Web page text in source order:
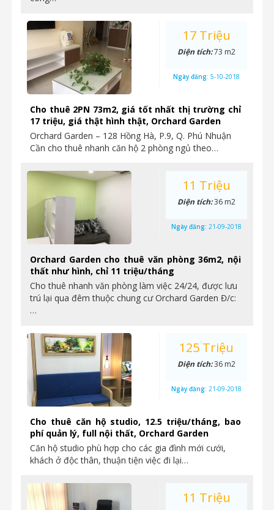
Cho thuê 2PN 73m2, giá tốt nhất thị trường chỉ
17 triệu, giá thật hình thật, Orchard Garden
Orchard Garden – 128 Hồng Hà, P.9, Q. Phú Nhuận
Cần cho thuê nhanh căn hộ 2 phòng ngủ theo…
17 Triệu
Diện tích:73 m2
Ngày đăng: 5-10-2018
Orchard Garden cho thuê văn phòng 36m2, nội
thất như hình, chỉ 11 triệu/tháng
Cho thuê nhanh văn phòng làm việc 24/24, được lưu
trú lại qua đêm thuộc chung cư Orchard Garden Đ/c:
…
11 Triệu
Diện tích:36 m2
Ngày đăng: 21-09-2018
Cho thuê căn hộ studio, 12.5 triệu/tháng, bao
phí quản lý, full nội thất, Orchard Garden
Căn hộ studio phù hợp cho các gia đình mới cưới,
khách ở độc thân, thuận tiện việc đi lại…
125 Triệu
Diện tích:36 m2
Ngày đăng: 21-09-2018
11 Triệu